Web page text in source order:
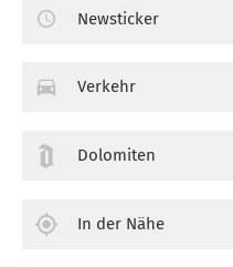
Newsticker
Verkehr
Dolomiten
In der Nähe